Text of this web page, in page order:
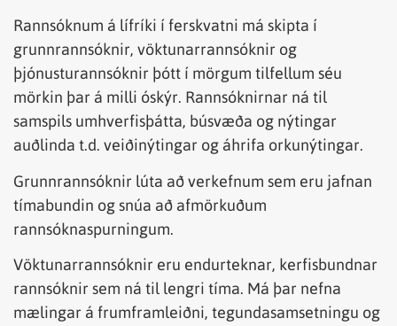
Rannsóknum á lífríki í ferskvatni má skipta í
grunnrannsóknir, vöktunarrannsóknir og
þjónusturannsóknir þótt í mörgum tilfellum séu
mörkin þar á milli óskýr. Rannsóknirnar ná til
samspils umhverfisþátta, búsvæða og nýtingar
auðlinda t.d. veiðinýtingar og áhrifa orkunýtingar.
Grunnrannsóknir lúta að verkefnum sem eru jafnan
tímabundin og snúa að afmörkuðum
rannsóknaspurningum.
Vöktunarrannsóknir eru endurteknar, kerfisbundnar
rannsóknir sem ná til lengri tíma. Má þar nefna
mælingar á frumframleiðni, tegundasamsetningu og